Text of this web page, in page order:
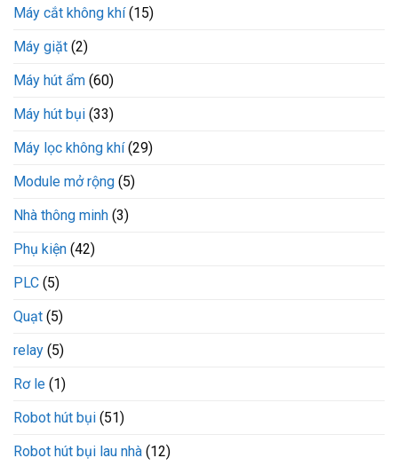
Máy cắt không khí(15)
Máy giặt (2)
Máy hút ẩm (60)
Máy hút bụi (33)
Máy lọc không khí(29)
Module mở rộng (5)
Nhà thông minh (3)
Phụ kiện (42)
PLC (5)
Quạt (5)
relay (5)
Rơ le (1)
Robot hút bụi (51)
Robot hút bụi lau nhà (12)